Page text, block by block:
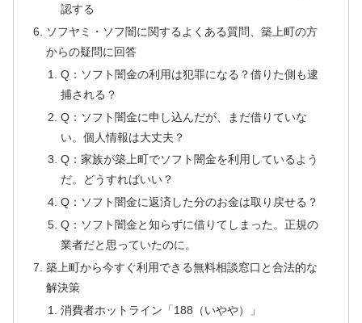
認する
ソフヤミ・ソフ闇に関するよくある質問、築上町の方
からの疑問に回答
Q：ソフト闇金の利用は犯罪になる？借りた側も逮
捕される？
Q：ソフト闇金に申し込んだが、まだ借りていな
い。個人情報は大丈夫？
Q：家族が築上町でソフト闇金を利用しているよう
だ。どうすればいい？
Q：ソフト闇金に返済した分のお金は取り戻せる？
Q：ソフト闇金と知らずに借りてしまった。正規の
業者だと思っていたのに。
築上町から今すぐ利用できる無料相談窓口と合法的な
解決策
消費者ホットライン「188（いやや）」